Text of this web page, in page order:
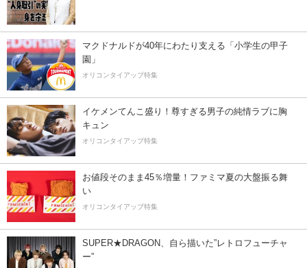
マクドナルドが40年にわたり支える「小学生の甲子
園」
オリコンタイアップ特集
イケメンてんこ盛り！尊すぎる男子の純情ラブに胸
キュン
オリコンタイアップ特集
お値段そのまま45％増量！ファミマ夏の大盤振る舞
い
オリコンタイアップ特集
SUPER★DRAGON、自ら描いた”レトロフューチャ
ー”